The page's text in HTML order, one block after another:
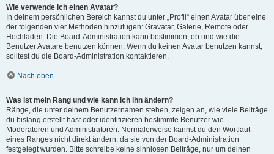
Wie verwende ich einen Avatar?
In deinem persönlichen Bereich kannst du unter „Profil“ einen Avatar über eine
der folgenden vier Methoden hinzufügen: Gravatar, Galerie, Remote oder
Hochladen. Die Board-Administration kann bestimmen, ob und wie die
Benutzer Avatare benutzen können. Wenn du keinen Avatar benutzen kannst,
solltest du die Board-Administration kontaktieren.
Nach oben
Was ist mein Rang und wie kann ich ihn ändern?
Ränge, die unter deinem Benutzernamen stehen, zeigen an, wie viele Beiträge
du bislang erstellt hast oder identifizieren bestimmte Benutzer wie
Moderatoren und Administratoren. Normalerweise kannst du den Wortlaut
eines Ranges nicht direkt ändern, da sie von der Board-Administration
festgelegt wurden. Bitte schreibe keine sinnlosen Beiträge, nur um deinen